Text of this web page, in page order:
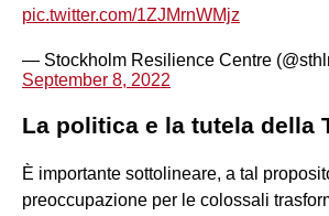
pic.twitter.com/1ZJMrnWMjz
— Stockholm Resilience Centre
September 8, 2022
La politica e la tutela della
È importante sottolineare, a tal
preoccupazione per le colossali